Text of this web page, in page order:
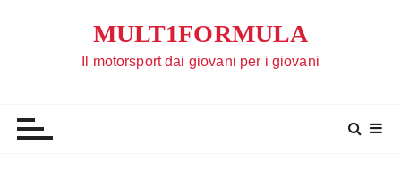
MULT1FORMULA
Il motorsport dai giovani per i giovani